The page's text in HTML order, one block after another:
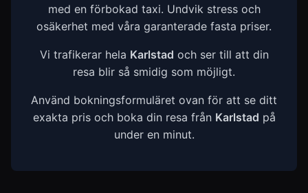
med en förbokad taxi. Undvik stress och
osäkerhet med våra garanterade fasta priser.
Vi trafikerar hela Karlstad och ser till att din
resa blir så smidig som möjligt.
Använd bokningsformuläret ovan för att se ditt
exakta pris och boka din resa från Karlstad på
under en minut.